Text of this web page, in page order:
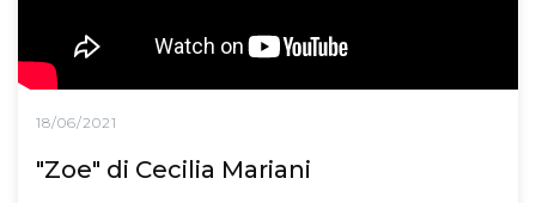
18/06/2021
"Zoe" di Cecilia Mariani